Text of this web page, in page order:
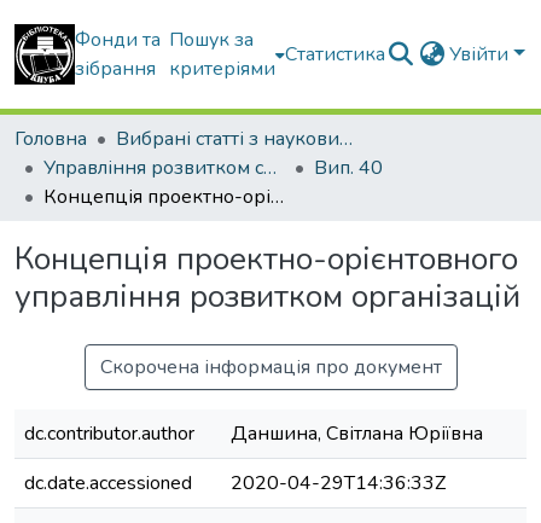
Фонди та
зібрання
Пошук за
критеріями
Статистика Увійти
Головна
Вибрані статті з наукових збірників КНУБА
Управління розвитком складних систем
Вип. 40
Концепція проектно-орієнтовного управління розвитком організацій
Концепція проектно-орієнтовного
управління розвитком організацій
Скорочена інформація про документ
dc.contributor.author
Даншина, Світлана Юріївна
dc.date.accessioned
2020-04-29T14:36:33Z